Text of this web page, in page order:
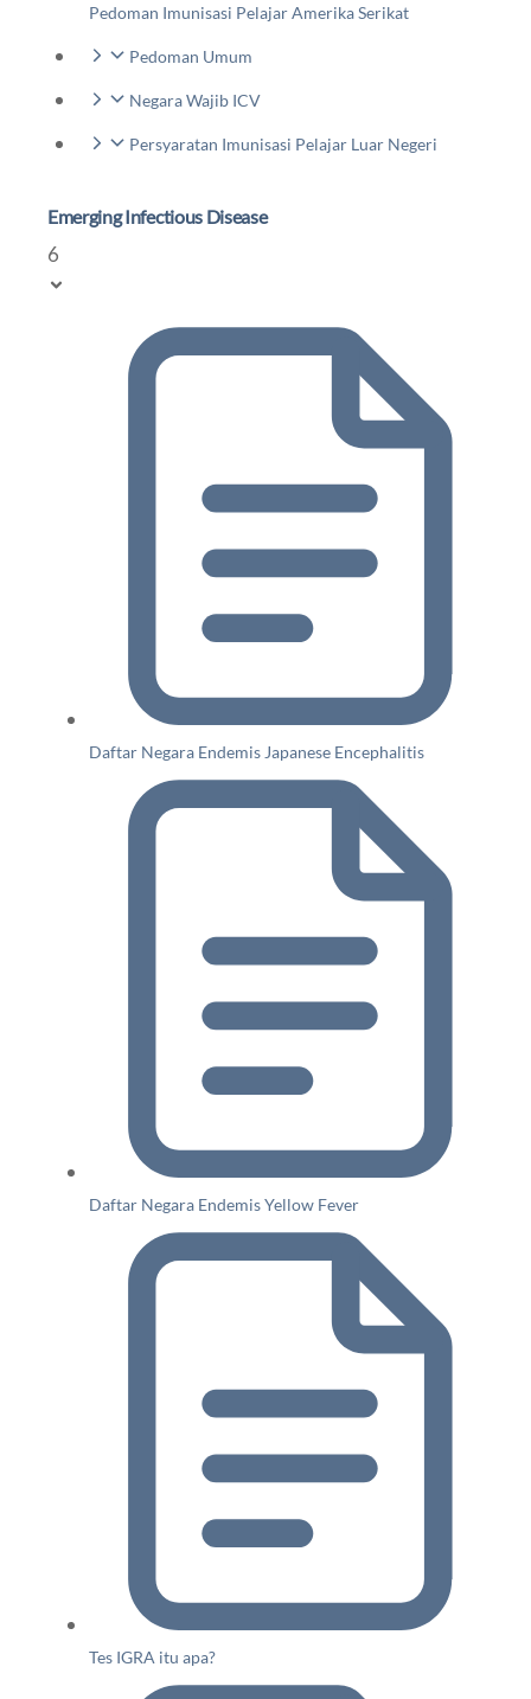
Pedoman Imunisasi Pelajar Amerika Serikat
Pedoman Umum
Negara Wajib ICV
Persyaratan Imunisasi Pelajar Luar Negeri
Emerging Infectious Disease
6
Daftar Negara Endemis Japanese Encephalitis
Daftar Negara Endemis Yellow Fever
Tes IGRA itu apa?